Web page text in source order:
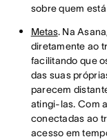
sobre quem
Metas. Na
diretamente ao
facilitando que
das suas
parecem
atingi-las. Com
conectadas ao
acesso em